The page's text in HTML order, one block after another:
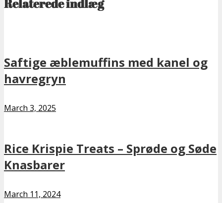
Relaterede indlæg
Saftige æblemuffins med kanel og
havregryn
March 3, 2025
Rice Krispie Treats – Sprøde og Søde
Knasbarer
March 11, 2024